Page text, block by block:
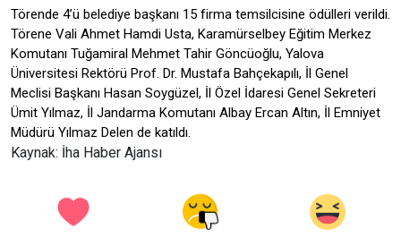
Törende 4’ü belediye başkanı 15 firma temsilcisine ödülleri verildi.
Törene Vali Ahmet Hamdi Usta, Karamürselbey Eğitim Merkez
Komutanı Tuğamiral Mehmet Tahir Göncüoğlu, Yalova
Üniversitesi Rektörü Prof. Dr. Mustafa Bahçekapılı, İl Genel
Meclisi Başkanı Hasan Soygüzel, İl Özel İdaresi Genel Sekreteri
Ümit Yılmaz, İl Jandarma Komutanı Albay Ercan Altın, İl Emniyet
Müdürü Yılmaz Delen de katıldı.
Kaynak: İha Haber Ajansı